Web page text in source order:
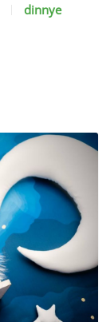
dinnye